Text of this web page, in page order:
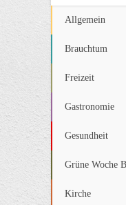
Allgemein
Brauchtum
Freizeit
Gastronomie
Gesundheit
Grüne Woche
Kirche